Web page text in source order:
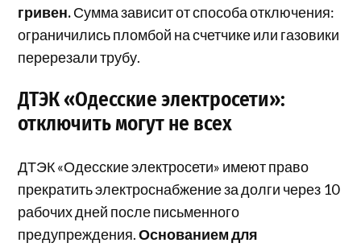
гривен.Сумма зависит от способа отключения:
ограничились пломбой на счетчике или газовики
перерезали трубу.
ДТЭК «Одесские электросети»:
отключить могут не всех
ДТЭК «Одесские электросети» имеют право
прекратить электроснабжение за долги через 10
рабочих дней после письменного
предупреждения. Основанием для